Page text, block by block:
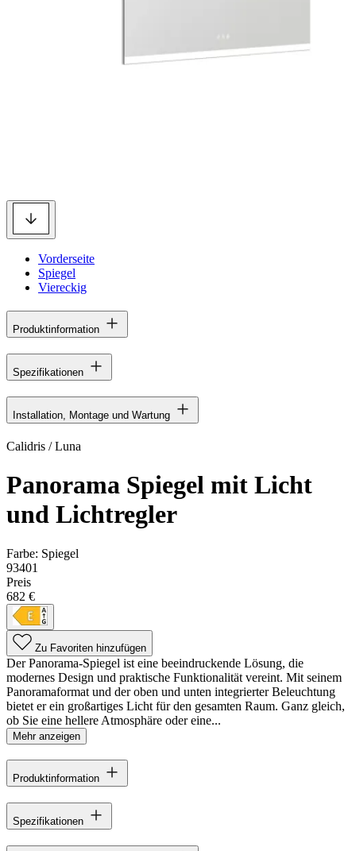
Vorderseite
Spiegel
Viereckig
Produktinformation
Spezifikationen
Installation, Montage und Wartung
Calidris / Luna
Panorama Spiegel mit Licht
und Lichtregler
Farbe: Spiegel
93401
Preis
682 €
Zu Favoriten hinzufügen
Der Panorama-Spiegel ist eine beeindruckende Lösung, die
modernes Design und praktische Funktionalität vereint. Mit seinem
Panoramaformat und der oben und unten integrierter Beleuchtung
bietet er ein großartiges Licht für den gesamten Raum. Ganz gleich,
ob Sie eine hellere Atmosphäre oder eine...
Mehr anzeigen
Produktinformation
Spezifikationen